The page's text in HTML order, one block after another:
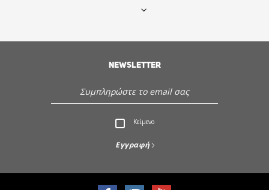
Εξυπηρέτηση - Υποστήριξη πελατών
NEWSLETTER
Κείμενο
Εγγραφή